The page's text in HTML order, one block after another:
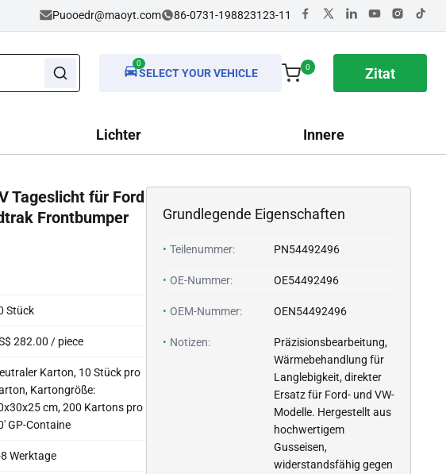
Puooedr@maoyt.com 86-0731-198823123-11
0
SELECT YOUR VEHICLE 0 Zitat
Lichter Innere
Tageslicht für Ford
Frontbumper
Stück
282.00 / piece
Karton, 10 Stück pro
Kartongröße:
cm, 200 Kartons pro
GP-Containe
Werktage
Grundlegende Eigenschaften
• Teilenummer: PN54492496
• OE-Nummer: OE54492496
• OEM-Nummer: OEN54492496
• Notizen:
Präzisionsbearbeitung,
Wärmebehandlung für
Langlebigkeit, direkter
Ersatz für Ford- und VW-
Modelle. Hergestellt aus
hochwertigem
Gusseisen,
widerstandsfähig gegen